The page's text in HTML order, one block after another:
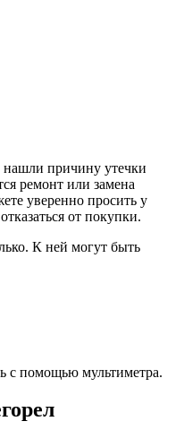
причину утечки
ремонт или замена
уверенно просить у
от покупки.
К ней могут быть
с помощью мультиметра.